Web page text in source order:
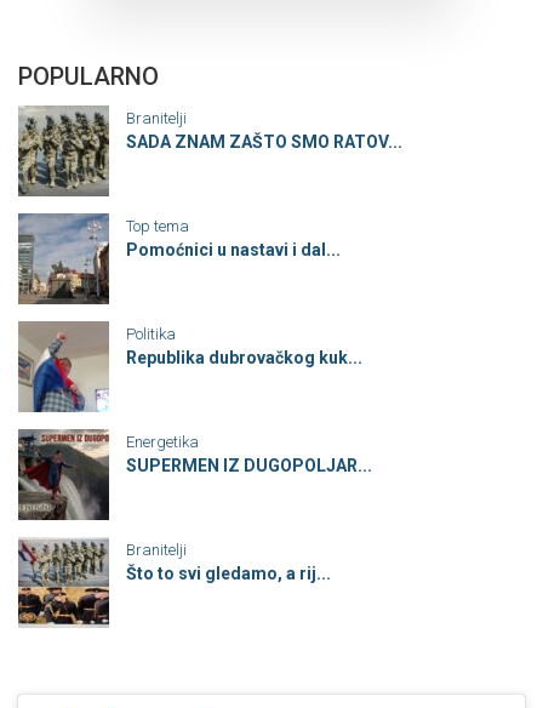
POPULARNO
Branitelji
SADA ZNAM ZAŠTO SMO RATOV...
Top tema
Pomoćnici u nastavi i dal...
Politika
Republika dubrovačkog kuk...
Energetika
SUPERMEN IZ DUGOPOLJAR...
Branitelji
Što to svi gledamo, a rij...